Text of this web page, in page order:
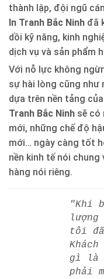
thành lập, đội ngũ
In Tranh Bắc Ninh đã
dồi kỹ năng, kinh
dịch vụ và sản phẩm
Với nỗ lực không
sự hài lòng cũng như
dựa trên nền tảng
Tranh Bắc Ninh sẽ có
mới, những chế độ
mới… ngày càng tốt
nền kinh tế nói
hàng nói riêng.
"Khi
tôi
gì là
phải